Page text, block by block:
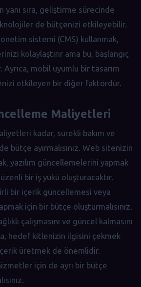
yanı sıra, geliştirme sürecinde
de bütçenizi etkileyebilir.
sistemi (CMS) kullanmak,
kolaylaştırır ama bu, başlangıç
mobil uyumlu bir tasarım
etkileyen bir diğer faktördür.
Maliyetleri
kadar, sürekli bakım ve
bütçe ayırmalısınız. Web sitenizin
yazılım güncellemelerini yapmak
bir iş yükü oluşturacaktır.
bir içerik güncellemesi veya
için bir bütçe oluşturmalısınız.
çalışmasını ve güncel kalmasını
hedef kitlenizin ilgisini çekmek
üretmek de önemlidir.
için de ayrı bir bütçe